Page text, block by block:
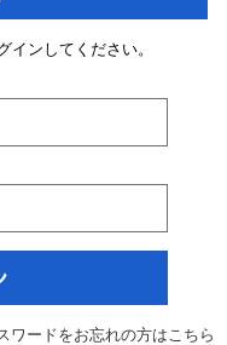
インしてください。
ワードをお忘れの方はこちら